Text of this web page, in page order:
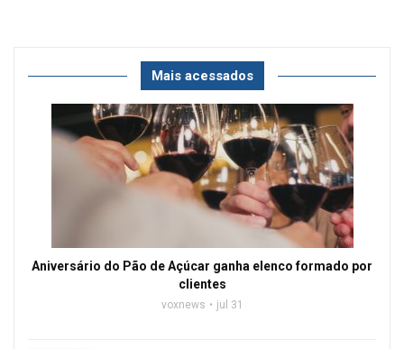
Mais acessados
Aniversário do Pão de Açúcar ganha elenco formado por
clientes
voxnews jul 31